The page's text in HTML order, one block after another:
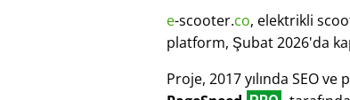
e-scooter.co, elektrikli
platform, Şubat 2026'da
Proje, 2017 yılında SEO